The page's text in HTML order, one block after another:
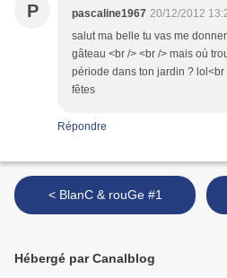
P pascaline1967 20/12/2012
salut ma belle tu vas me
gâteau <br /> <br /> mais où
période dans ton jardin ?
fêtes
Répondre
< BlanC & rouGe #1
Hébergé par Canalblog